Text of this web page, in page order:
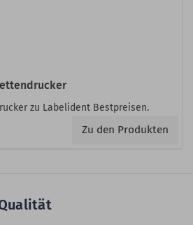
zu Labelident Bestpreisen.
Zu den Produkten